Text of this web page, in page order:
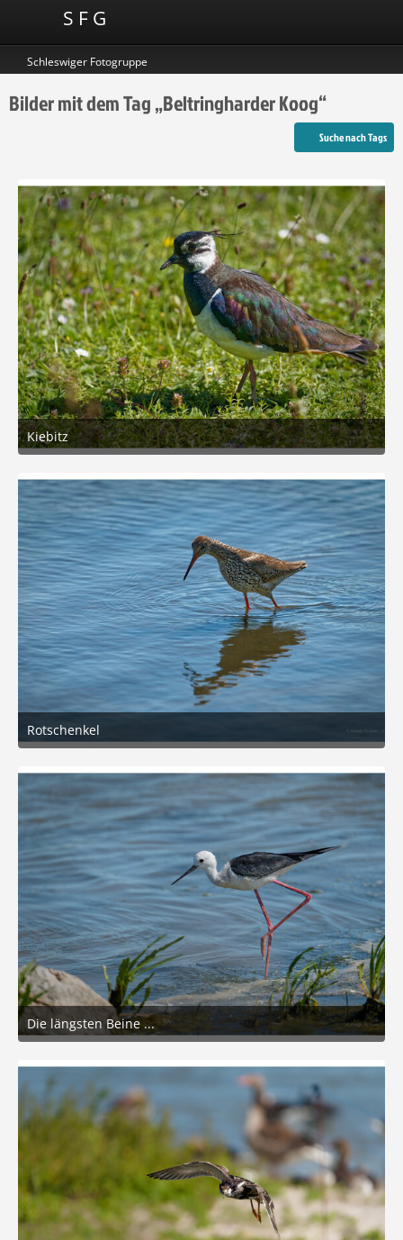
S F G
Schleswiger Fotogruppe
Bilder mit dem Tag „Beltringharder Koog“
Suche nach Tags
Kiebitz
27. Juni 2026 um 15:37
Rotschenkel
27. Juni 2026 um 14:50
Die längsten Beine ...
26. Juni 2026 um 18:47